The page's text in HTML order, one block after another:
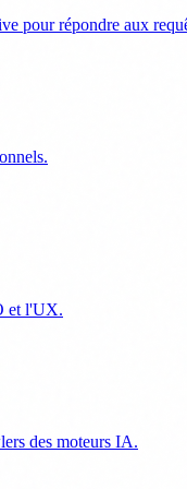
pour répondre aux
et l'UX.
des moteurs IA.